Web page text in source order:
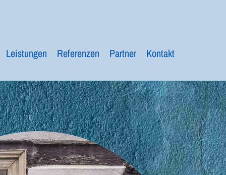
Leistungen Referenzen Partner Kontakt